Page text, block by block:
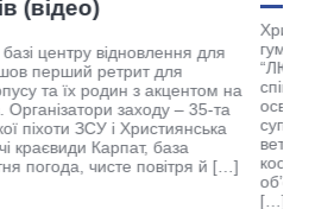
порятунку, Рівненський державний
(РДГУ) та громадська
тристоронню угоду про
передбачає спільний
фахівців із соціально-
проєктів, спрямованих на
і їхніх родин. За словами
Оленчика, метою співпраці є
академічної спільноти та